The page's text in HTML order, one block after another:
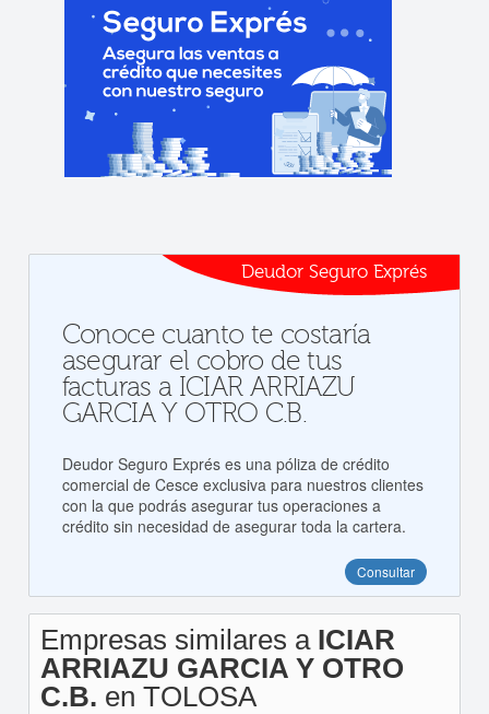
Deudor Seguro Exprés
Conoce cuanto te costaría
asegurar el cobro de tus
facturas a ICIAR ARRIAZU
GARCIA Y OTRO C.B.
Deudor Seguro Exprés es una póliza de crédito
comercial de Cesce exclusiva para nuestros clientes
con la que podrás asegurar tus operaciones a
crédito sin necesidad de asegurar toda la cartera.
Consultar
Empresas similares a ICIAR
ARRIAZU GARCIA Y OTRO
C.B. en TOLOSA